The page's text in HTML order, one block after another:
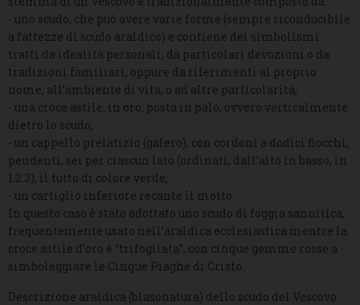
- uno scudo, che può avere varie forme (sempre riconducibile
a fattezze di scudo araldico) e contiene dei simbolismi
tratti da idealità personali, da particolari devozioni o da
tradizioni familiari, oppure da riferimenti al proprio
nome, all’ambiente di vita, o ad altre particolarità;
- una croce astile, in oro, posta in palo, ovvero verticalmente
dietro lo scudo;
- un cappello prelatizio (galero), con cordoni a dodici fiocchi,
pendenti, sei per ciascun lato (ordinati, dall’alto in basso, in
1.2.3), il tutto di colore verde;
- un cartiglio inferiore recante il motto.
In questo caso è stato adottato uno scudo di foggia sannitica,
frequentemente usato nell’araldica ecclesiastica mentre la
croce astile d’oro è “trifogliata”, con cinque gemme rosse a
simboleggiare le Cinque Piaghe di Cristo.
Descrizione araldica (blasonatura) dello scudo del Vescovo